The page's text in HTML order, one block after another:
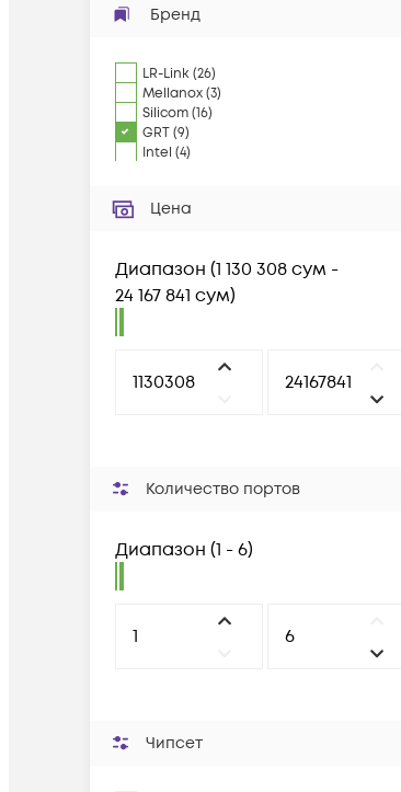
Бренд
LR-Link(26)
Mellanox(3)
Silicom(16)
GRT(9)
Intel (4)
Цена
Диапазон (1 130 308 сум -
24 167 841 сум)
Количество портов
Диапазон (1 - 6)
Чипсет